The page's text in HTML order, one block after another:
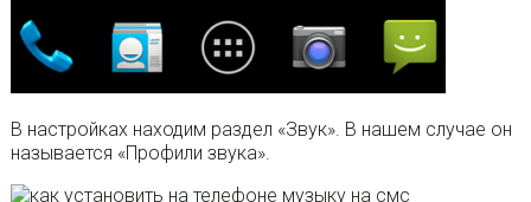
В настройках находим раздел «Звук». В нашем случае он
называется «Профили звука».